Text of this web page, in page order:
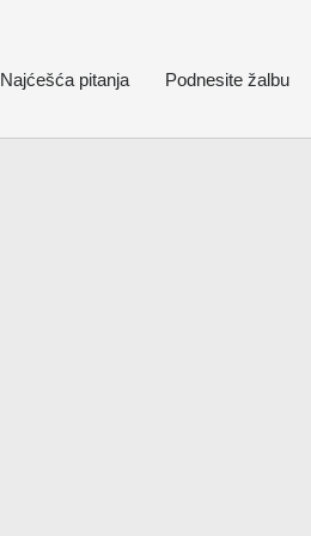
Najćešća pitanja Podnesite žalbu